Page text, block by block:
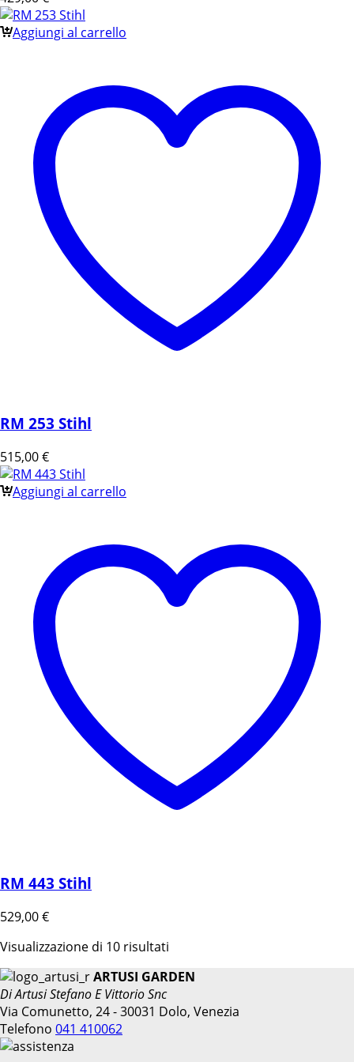
Aggiungi al carrello
RM 253 Stihl
515,00€
Aggiungi al carrello
RM 443 Stihl
529,00€
Visualizzazione di 10 risultati
ARTUSI GARDEN
Di Artusi Stefano E Vittorio Snc
Via Comunetto, 24 - 30031 Dolo, Venezia
Telefono 041 410062